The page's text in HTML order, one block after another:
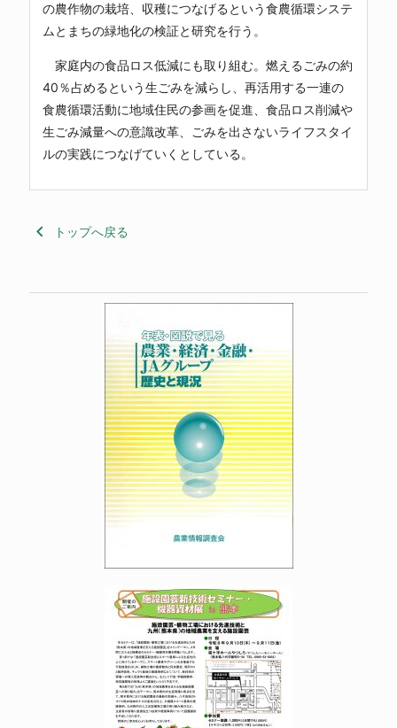
の農作物の栽培、収穫につなげるという食農循環システ
ムとまちの緑地化の検証と研究を行う。
家庭内の食品ロス低減にも取り組む。燃えるごみの約
40％占めるという生ごみを減らし、再活用する一連の
食農循環活動に地域住民の参画を促進、食品ロス削減や
生ごみ減量への意識改革、ごみを出さないライフスタイ
ルの実践につなげていくとしている。
keyboard_arrow_left トップへ戻る